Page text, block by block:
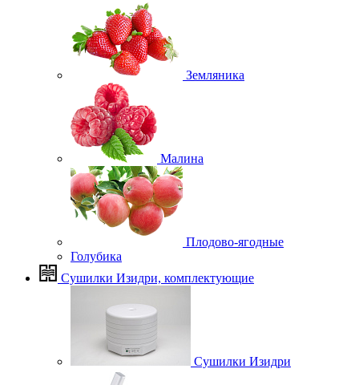
Земляника
Малина
Плодово-ягодные
Голубика
Сушилки Изидри, комплектующие
Сушилки Изидри